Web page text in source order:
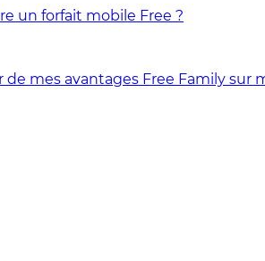
un forfait mobile Free ?
mes avantages Free Family sur